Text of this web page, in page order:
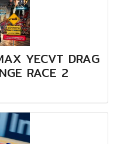
YECVT DRAG
RACE 2